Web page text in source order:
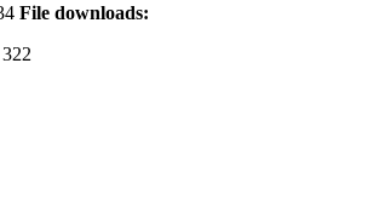
File downloads:
322